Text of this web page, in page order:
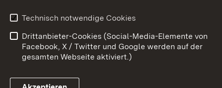
Barrierefreiheit
Impressum Cookies
Technisch notwendige Cookies
Drittanbieter-Cookies (Social-Media-Elemente von
Facebook, X / Twitter und Google werden auf der
gesamten Webseite aktiviert.)